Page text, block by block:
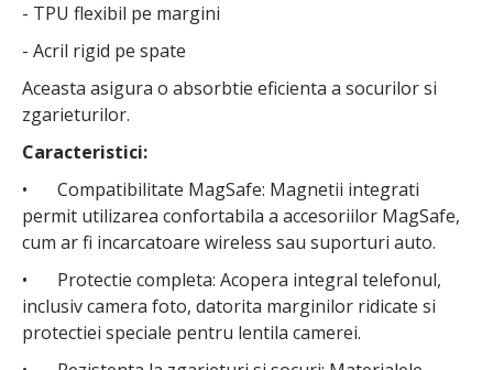
- TPU flexibil pe margini
- Acril rigid pe spate
Aceasta asigura o absorbtie eficienta a socurilor si
zgarieturilor.
Caracteristici:
•
Compatibilitate MagSafe: Magnetii integrati
permit utilizarea confortabila a accesoriilor MagSafe,
cum ar fi incarcatoare wireless sau suporturi auto.
•
Protectie completa: Acopera integral telefonul,
inclusiv camera foto, datorita marginilor ridicate si
protectiei speciale pentru lentila camerei.